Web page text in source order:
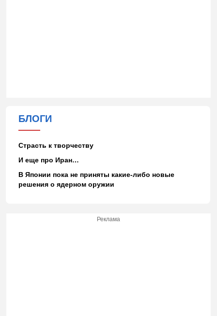
БЛОГИ
Страсть к творчеству
И еще про Иран…
В Японии пока не приняты какие-либо новые
решения о ядерном оружии
Реклама